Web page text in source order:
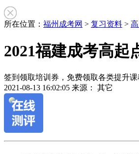
所在位置： 福州成考网 > 复习资料 >
2021福建成考高起
签到领取培训券，免费领取各类提升课
2021-08-13 16:02:05 来源： 其它